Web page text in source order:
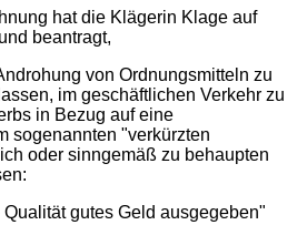
hat die Klägerin Klage auf
beantragt,
von Ordnungsmitteln zu
im geschäftlichen Verkehr zu
in Bezug auf eine
sogenannten "verkürzten
oder sinngemäß zu behaupten
gutes Geld ausgegeben"